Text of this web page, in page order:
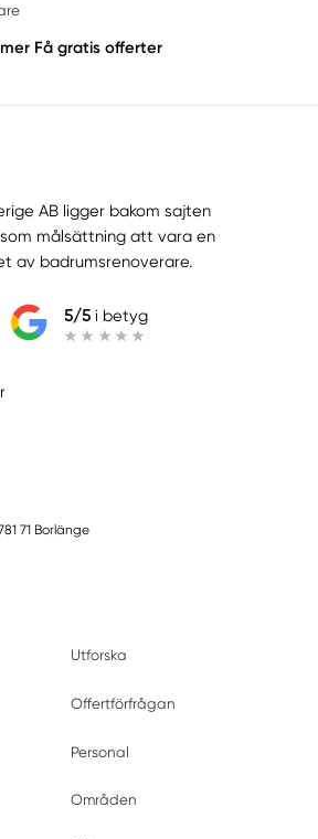
Få gratis offerter
AB ligger bakom sajten
målsättning att vara en
av badrumsrenoverare.
5/5i betyg
71 Borlänge
Utforska
Offertförfrågan
Personal
Områden